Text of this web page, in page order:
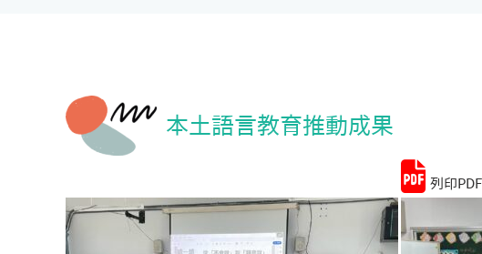
本土語言教育推動成果
列印PDF